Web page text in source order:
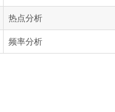
热点分析
频率分析